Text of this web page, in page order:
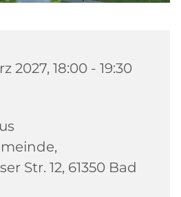
2027, 18:00 - 19:30
Str. 12, 61350 Bad